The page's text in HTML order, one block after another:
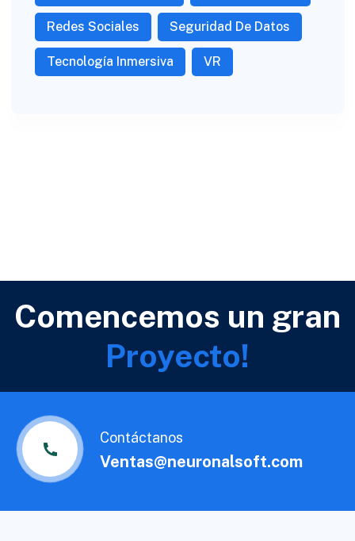
Redes Sociales Seguridad De Datos
Tecnología Inmersiva VR
Comencemos un gran
Proyecto!
Contáctanos
Ventas@neuronalsoft.com